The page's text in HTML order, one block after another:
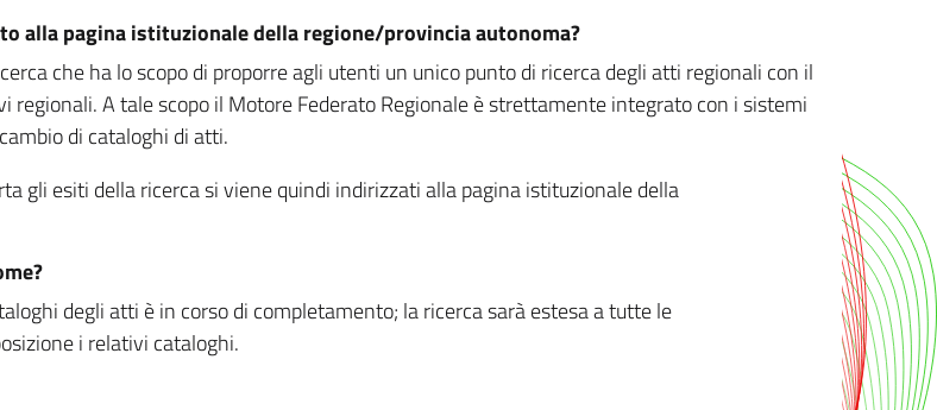
alla pagina istituzionale della regione/provincia autonoma?
che ha lo scopo di proporre agli utenti un unico punto di ricerca degli atti regionali con il
A tale scopo il Motore Federato Regionale è strettamente integrato con i sistemi
di cataloghi di atti.
gli esiti della ricerca si viene quindi indirizzati alla pagina istituzionale della
degli atti è in corso di completamento; la ricerca sarà estesa a tutte le
i relativi cataloghi.